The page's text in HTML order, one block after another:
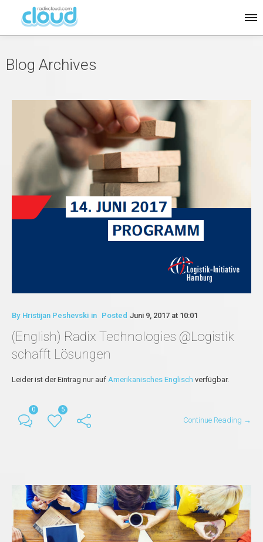
Blog Archives
By Hristijan Peshevski in Posted Juni 9, 2017 at 10:01
(English) Radix Technologies @Logistik
schafft Lösungen
Leider ist der Eintrag nur auf Amerikanisches Englisch verfügbar.
0 5
Continue Reading →